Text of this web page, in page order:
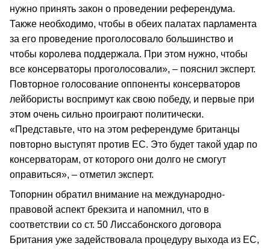
нужно принять закон о проведении референдума.
Также необходимо, чтобы в обеих палатах парламента
за его проведение проголосовало большинство и
чтобы королева поддержала. При этом нужно, чтобы
все консерваторы проголосовали», – пояснил эксперт.
Повторное голосование оппоненты консерваторов
лейбористы воспримут как свою победу, и первые при
этом очень сильно проиграют политически.
«Представьте, что на этом референдуме британцы
повторно выступят против ЕС. Это будет такой удар по
консерваторам, от которого они долго не смогут
оправиться», – отметил эксперт.
Топорнин обратил внимание на международно-
правовой аспект брекзита и напомнил, что в
соответствии со ст. 50 Лиссабонского договора
Британия уже задействовала процедуру выхода из ЕС,